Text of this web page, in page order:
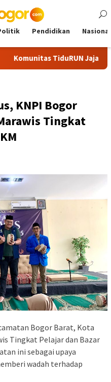
Pendidikan Nasional
TiduRUN Jajal Jalur Baru
KNPI Bogor
Tingkat
Bogor Barat, Kota
Tingkat Pelajar dan Bazar
ini sebagai upaya
wadah terhadap